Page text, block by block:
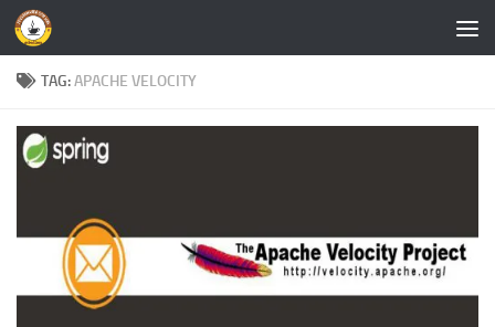
Skip to content
TAG:APACHE VELOCITY